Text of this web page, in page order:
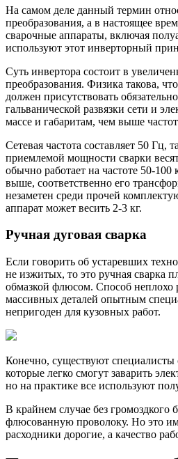
На самом деле данный термин
преобразования, а в настоящее
сварочные аппараты, включая
используют этот инверторный
Суть инвертора состоит в
преобразования. Физика такова,
должен присутствовать
гальванической развязки сети и
массе и габаритам, чем выше
Сетевая частота составляет 50 Гц,
приемлемой мощности сварки
обычно работает на частоте 50-100
выше, соответственно его
незаметен среди прочей
аппарат может весить 2-3 кг.
Ручная дуговая сварка
Если говорить об устаревших
не изжитых, то это ручная сварка
обмазкой флюсом. Способ неплохо
массивных деталей опытным
непригоден для кузовных работ.
Конечно, существуют
которые легко смогут заварить
но на практике все используют
В крайнем случае без громоздкого
флюсованную проволоку. Но это
расходники дорогие, а качество